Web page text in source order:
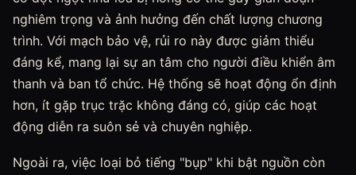
nghiêm trọng và ảnh hưởng đến chất lượng chương
trình. Với mạch bảo vệ, rủi ro này được giảm thiểu
đáng kể, mang lại sự an tâm cho người điều khiển âm
thanh và ban tổ chức. Hệ thống sẽ hoạt động ổn định
hơn, ít gặp trục trặc không đáng có, giúp các hoạt
động diễn ra suôn sẻ và chuyên nghiệp.
Ngoài ra, việc loại bỏ tiếng "bụp" khi bật nguồn còn